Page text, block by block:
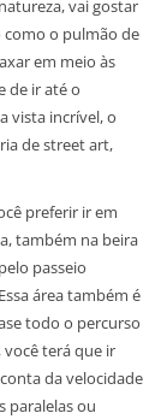
vai gostar
o pulmão de
em meio às
de ir até o
vista incrível, o
de street art,
preferir ir em
também na beira
passeio
área também é
todo o percurso
você terá que ir
da velocidade
paralelas ou